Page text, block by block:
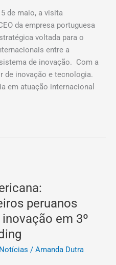
de maio, a visita
da empresa portuguesa
voltada para o
entre a
de inovação. Com a
de inovação e tecnologia.
em atuação internacional
peruanos
em 3º
Notícias / Amanda Dutra